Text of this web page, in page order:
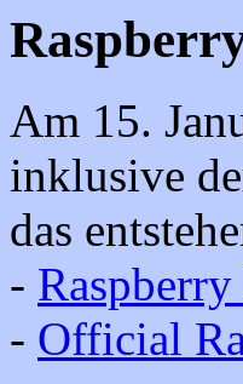
Am 15.
inklusive
das
-
- Official